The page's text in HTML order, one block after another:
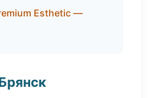
Esthetic —